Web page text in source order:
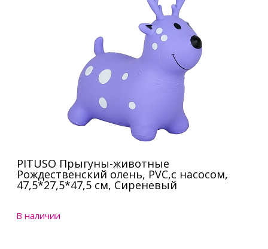
PITUSO Прыгуны-животные
Рождественский олень, PVC,с насосом,
47,5*27,5*47,5 см, Сиреневый
В наличии